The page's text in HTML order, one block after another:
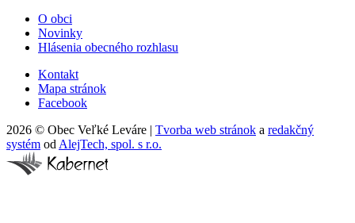
O obci
Novinky
Hlásenia obecného rozhlasu
Kontakt
Mapa stránok
Facebook
2026 © Obec Veľké Leváre | Tvorba web stránok a redakčný
systém od AlejTech, spol. s r.o.